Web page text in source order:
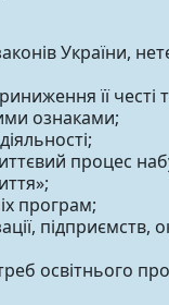
України,
її честі
ознаками;
процес
програм;
освітнього